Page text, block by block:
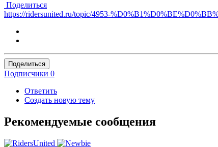
Поделиться
https://ridersunited.ru/topic/4953-
Поделиться
Подписчики 0
Ответить
Создать новую тему
Рекомендуемые сообщения